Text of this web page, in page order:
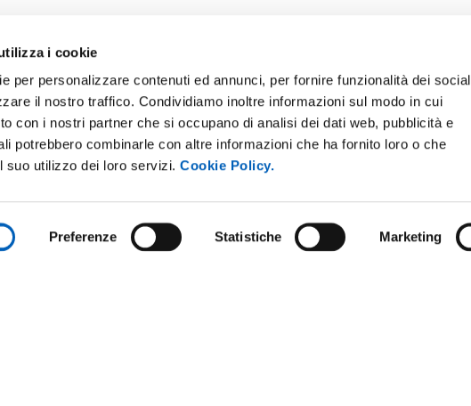
i cookie
per personalizzare contenuti ed annunci, per fornire funzionalità dei social
il nostro traffico. Condividiamo inoltre informazioni sul modo in cui
con i nostri partner che si occupano di analisi dei dati web, pubblicità e
potrebbero combinarle con altre informazioni che ha fornito loro o che
suo utilizzo dei loro servizi.Cookie Policy.
Preferenze Statistiche Marketing
ALUMNI E AMICI DELL’UNIVERSITÀ DI
PARMA
ATENEO SOSTENIBILE
BANDI E CONCORSI
PERSONALE
PROTEZIONE DEI DATI - PRIVACY
SOSTIENI L'ATENEO
UFFICIO STAMPA